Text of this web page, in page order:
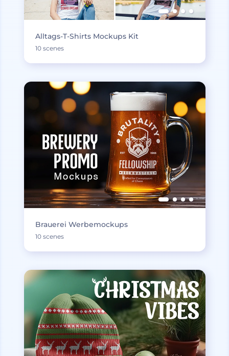
Alltags-T-Shirts Mockups Kit
10 scenes
Brauerei Werbemockups
10 scenes